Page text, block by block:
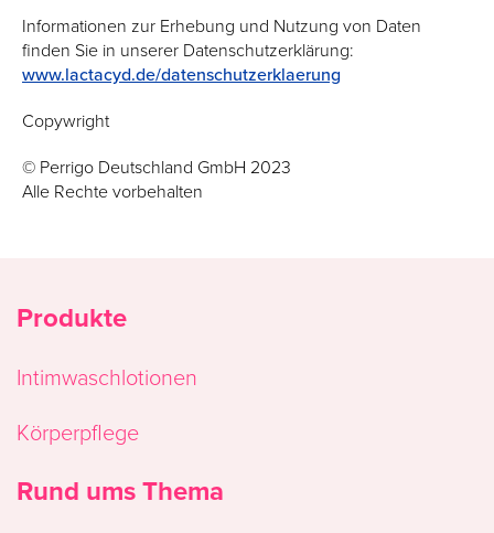
Informationen zur Erhebung und Nutzung von Daten
finden Sie in unserer Datenschutzerklärung:
www.lactacyd.de/datenschutzerklaerung
Copywright
© Perrigo Deutschland GmbH 2023
Alle Rechte vorbehalten
Produkte
Intimwaschlotionen
Körperpflege
Rund ums Thema